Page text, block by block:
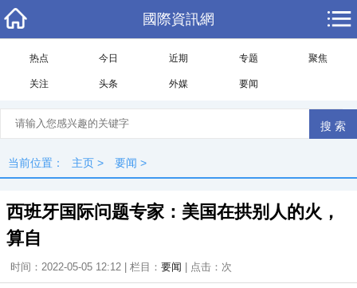
國際資訊網
热点 今日 近期 专题 聚焦
关注 头条 外媒 要闻
当前位置： 主页 > 要闻 >
西班牙国际问题专家：美国在拱别人的火，
算自
时间：2022-05-05 12:12 | 栏目： 要闻 | 点击： 次